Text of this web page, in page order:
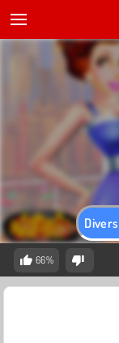
66%